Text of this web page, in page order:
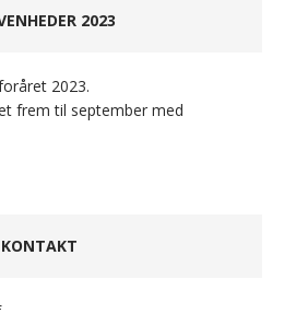
2023
2023.
frem til september med
KONTAKT